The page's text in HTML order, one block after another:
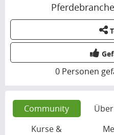
Pferdebranche
0 Personen
Community
Kurse &